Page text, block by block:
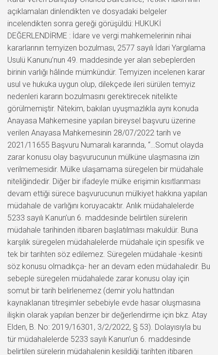
açıklamaları dinlendikten ve dosyadaki belgeler
incelendikten sonra gereği görüşüldü: HUKUKİ
DEĞERLENDİRME : İdare ve vergi mahkemelerinin nihai
kararlarının temyizen bozulması, 2577 sayılı İdari Yargılama
Usulü Kanunu’nun 49. maddesinde yer alan sebeplerden
birinin varlığı hâlinde mümkündür. Temyizen incelenen karar
usul ve hukuka uygun olup, dilekçede ileri sürülen temyiz
nedenleri kararın bozulmasını gerektirecek nitelikte
görülmemiştir. Nitekim, bakılan uyuşmazlıkla aynı konuda
Anayasa Mahkemesine yapılan bireysel başvuru üzerine
verilen Anayasa Mahkemesinin 28/07/2022 tarih ve
2021/11655 Başvuru Numaralı kararında, “…Somut olayda
zarar konusu olay başvurucunun mülküne ulaşmasına izin
verilmemesidir. Mülke ulaşamama süregelen bir müdahale
niteliğindedir. Diğer bir ifadeyle mülke erişimin kısıtlanması
devam ettiği sürece başvurucunun mülkiyet hakkına yapılan
müdahale de varlığını koruyacaktır. Anlık müdahalelerde
5233 sayılı Kanun’un 6. maddesinde belirtilen sürelerin
müdahale tarihinden itibaren başlatılması makuldür. Buna
karşılık süregelen müdahalelerde müdahale için spesifik ve
tek bir tarihten söz edilemez. Süregelen müdahale -kesinti
söz konusu olmadıkça- her an devam eden müdahaledir. Bu
sebeple süregelen müdahalede zarar konusu olay için
somut bir tarih belirlenemez (demir yolu hattından
kaynaklanan titreşimler sebebiyle evde hasar oluşmasına
ilişkin olarak yapılan benzer bir değerlendirme için bkz. Atay
Elden, B. No: 2019/16301, 3/2/2022, § 53). Dolayısıyla bu
tür müdahalelerde 5233 sayılı Kanun’un 6. maddesinde
belirtilen sürelerin müdahalenin kesildiği tarihten itibaren